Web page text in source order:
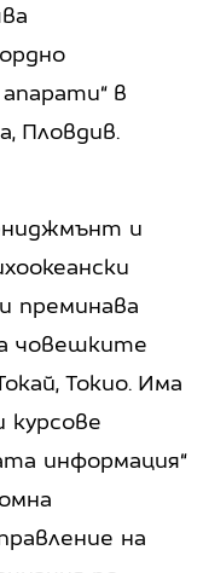
в
Пловдив.
и
преминава
човешките
Токио. Има
курсове
информация“
на